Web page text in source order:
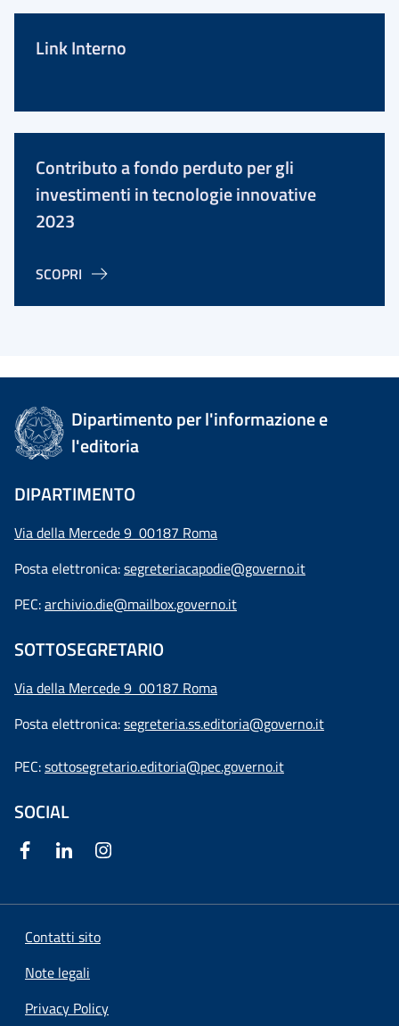
Link Interno
Contributo a fondo perduto per gli
investimenti in tecnologie innovative
2023
SCOPRI
Dipartimento per l'informazione e
l'editoria
DIPARTIMENTO
Via della Mercede 9 00187 Roma
Posta elettronica:segreteriacapodie@governo.it
PEC:archivio.die@mailbox.governo.it
SOTTOSEGRETARIO
Via della Mercede 9 00187 Roma
Posta elettronica:segreteria.ss.editoria@governo.it
PEC:sottosegretario.editoria@pec.governo.it
SOCIAL
Contatti sito
Note legali
Privacy Policy